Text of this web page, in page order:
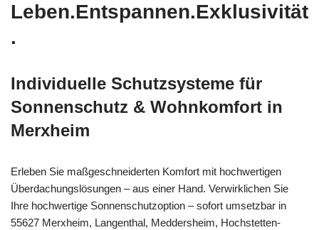
Leben.Entspannen.Exklusivität
.
Individuelle Schutzsysteme für
Sonnenschutz & Wohnkomfort in
Merxheim
Erleben Sie maßgeschneiderten Komfort mit hochwertigen
Überdachungslösungen – aus einer Hand. Verwirklichen Sie
Ihre hochwertige Sonnenschutzoption – sofort umsetzbar in
55627 Merxheim, Langenthal, Meddersheim, Hochstetten-